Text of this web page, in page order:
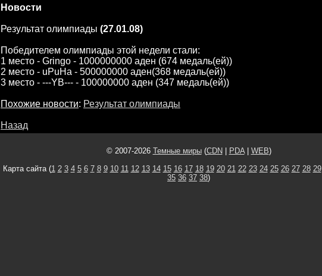
Новости
Результат олимпиады (27.01.08)
Победителем олимпиады этой недели стали:
1 место - Gringo - 1000000000 аден (674 медаль(ей))
2 место - uPuHa - 500000000 аден(368 медаль(ей))
3 место - ---YB--- - 100000000 аден (347 медаль(ей))
Похожие новости: Результат олимпиады
Назад
© 2007-2026 Темные миры(CDN PDA| WEB)
Карта сайта (1 2 3 4 5 6 7 8 9 10 11 12 13 14 15 16 17 18 19 20 21 22 23 24 25 26 27 28 29
35 36 37 38)